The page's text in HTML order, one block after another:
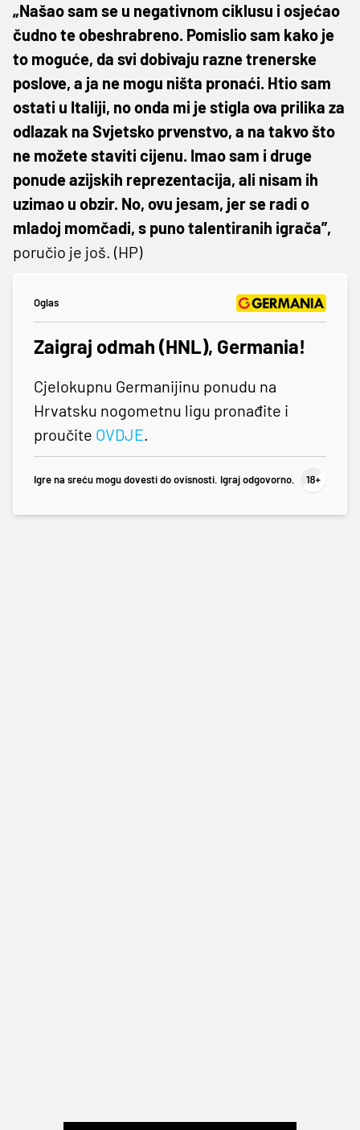
„Našao sam se u negativnom ciklusu i osjećao
čudno te obeshrabreno. Pomislio sam kako je
to moguće, da svi dobivaju razne trenerske
poslove, a ja ne mogu ništa pronaći. Htio sam
ostati u Italiji, no onda mi je stigla ova prilika za
odlazak na Svjetsko prvenstvo, a na takvo što
ne možete staviti cijenu. Imao sam i druge
ponude azijskih reprezentacija, ali nisam ih
uzimao u obzir. No, ovu jesam, jer se radi o
mladoj momčadi, s puno talentiranih igrača”,
poručio je još. (HP)
Oglas
Zaigraj odmah (HNL), Germania!
Cjelokupnu Germanijinu ponudu na
Hrvatsku nogometnu ligu pronađite i
proučite OVDJE.
Igre na sreću mogu dovesti do ovisnosti. Igraj odgovorno.